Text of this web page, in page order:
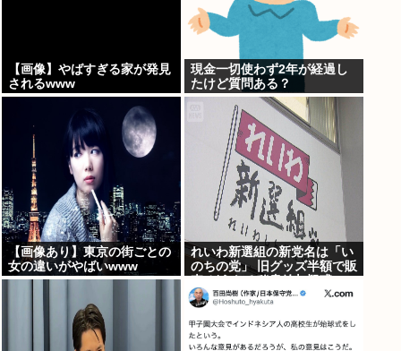
【画像】やばすぎる家が発見
されるwww
現金一切使わず2年が経過し
たけど質問ある？
【画像あり】東京の街ごとの
女の違いがやばいwww
れいわ新選組の新党名は「い
のちの党」 旧グッズ半額で販